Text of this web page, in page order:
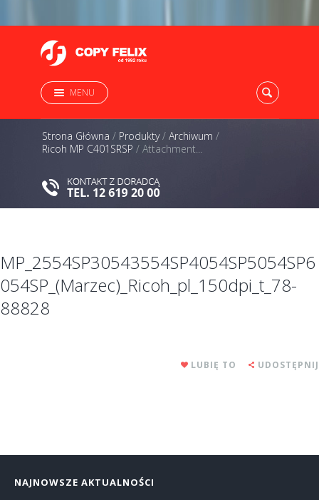
MENU
Strona Główna / Produkty/ Archiwum /
Ricoh MP C401SRSP / Attachment...
MP_2554SP30543554SP4054SP5054SP6
054SP_(Marzec)_Ricoh_pl_150dpi_t_78-
88828
LUBIĘ TO UDOSTĘPNIJ
NAJNOWSZE AKTUALNOŚCI